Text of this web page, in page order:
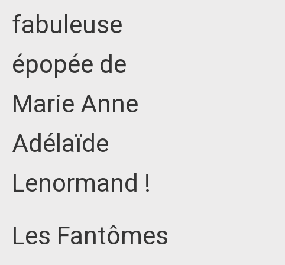
fabuleuse
épopée de
Marie Anne
Adélaïde
Lenormand !
Les Fantômes